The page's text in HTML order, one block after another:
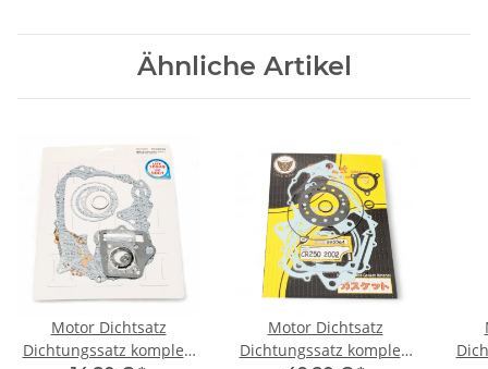
Ähnliche Artikel
Motor Dichtsatz
Dichtungssatz komplett
Motor Dichtsatz
Dichtungssatz komplett